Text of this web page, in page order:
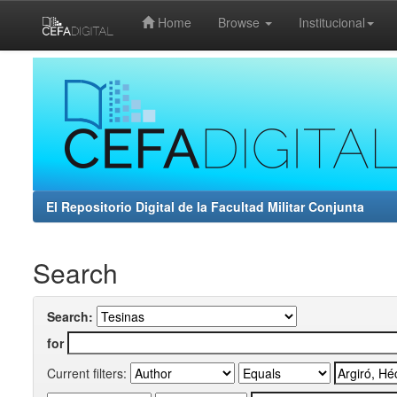
Home Browse Institucional
El Repositorio Digital de la Facultad Militar Conjunta
Search
Search:
for
Current filters: